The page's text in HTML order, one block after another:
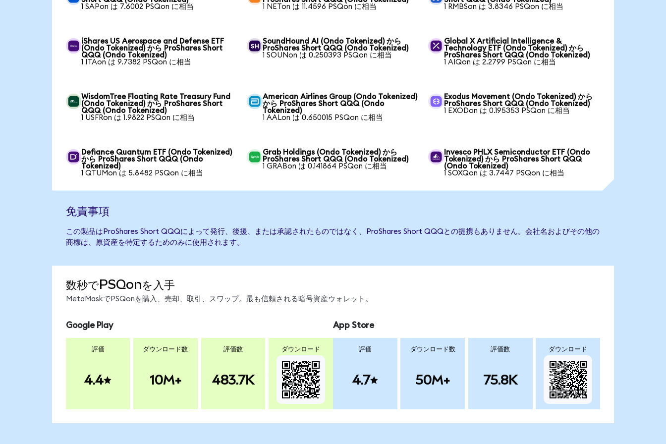
1 SAPon は 7.6002 PSQon に相当
1 NETon は 11.4596 PSQon に相当
1 RMBSon は 3.8346 PSQon に相当
iShares US Aerospace and Defense ETF
(Ondo Tokenized) から ProShares Short
QQQ (Ondo Tokenized)
1 ITAon は 9.7382 PSQon に相当
SoundHound AI (Ondo Tokenized) から
ProShares Short QQQ (Ondo Tokenized)
1 SOUNon は 0.250393 PSQon に相当
Global X Artificial Intelligence &
Technology ETF (Ondo Tokenized) から
ProShares Short QQQ (Ondo Tokenized)
1 AIQon は 2.2799 PSQon に相当
WisdomTree Floating Rate Treasury Fund
(Ondo Tokenized) から ProShares Short
QQQ (Ondo Tokenized)
1 USFRon は 1.9822 PSQon に相当
American Airlines Group (Ondo Tokenized)
から ProShares Short QQQ (Ondo
Tokenized)
1 AALon は 0.650015 PSQon に相当
Exodus Movement (Ondo Tokenized) から
ProShares Short QQQ (Ondo Tokenized)
1 EXODon は 0.195353 PSQon に相当
Defiance Quantum ETF (Ondo Tokenized)
から ProShares Short QQQ (Ondo
Tokenized)
1 QTUMon は 5.8482 PSQon に相当
Grab Holdings (Ondo Tokenized) から
ProShares Short QQQ (Ondo Tokenized)
1 GRABon は 0.141864 PSQon に相当
Invesco PHLX Semiconductor ETF (Ondo
Tokenized) から ProShares Short QQQ
(Ondo Tokenized)
1 SOXQon は 3.7447 PSQon に相当
免責事項
この製品はProShares Short QQQによって発行、後援、または承認されたものではなく、ProShares Short QQQとの提携もありません。会社名およびその他の
商標は、原資産を特定するためのみに使用されます。
数秒でPSQonを入手
MetaMaskでPSQonを購入、売却、取引、スワップ。最も信頼される暗号資産ウォレット。
Google Play
評価
4.4
ダウンロード数
10M+
評価数
483.7K
ダウンロード
App Store
評価
4.7
ダウンロード数
50M+
評価数
75.8K
ダウンロード